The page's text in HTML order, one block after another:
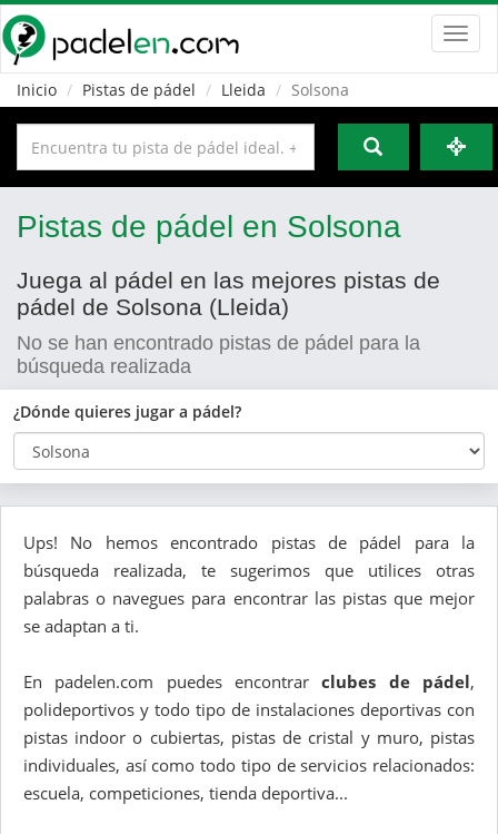
Inicio
Pistas de pádel Lleida Solsona
Pistas de pádel en Solsona
Juega al pádel en las mejores pistas de
pádel de Solsona (Lleida)
No se han encontrado pistas de pádel para la
búsqueda realizada
¿Dónde quieres jugar a pádel?
Ups! No hemos encontrado pistas de pádel para la
búsqueda realizada, te sugerimos que utilices otras
palabras o navegues para encontrar las pistas que mejor
se adaptan a ti.
En padelen.com puedes encontrarclubes de pádel,
polideportivos y todo tipo de instalaciones deportivas con
pistas indoor o cubiertas, pistas de cristal y muro, pistas
individuales, así como todo tipo de servicios relacionados:
escuela, competiciones, tienda deportiva...